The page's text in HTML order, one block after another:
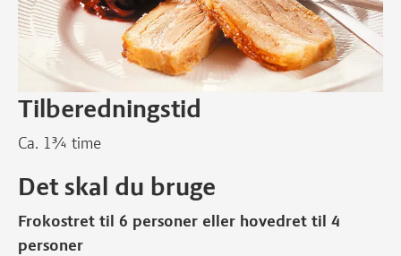
Tilberedningstid
Ca. 1¾ time
Det skal du bruge
Frokostret til 6 personer eller hovedret til 4
personer